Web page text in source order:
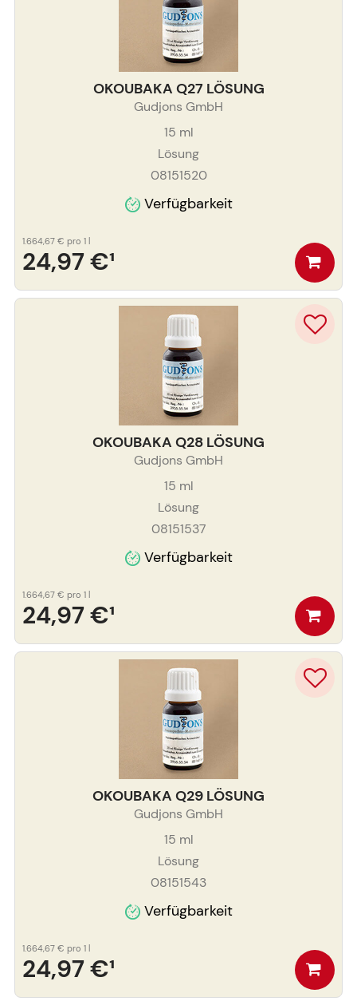
OKOUBAKA Q27 LÖSUNG
Gudjons GmbH
15 ml
Lösung
08151520
Verfügbarkeit
24,97 €¹
1.664,67 € pro 1 l
OKOUBAKA Q28 LÖSUNG
Gudjons GmbH
15 ml
Lösung
08151537
Verfügbarkeit
24,97 €¹
1.664,67 € pro 1 l
OKOUBAKA Q29 LÖSUNG
Gudjons GmbH
15 ml
Lösung
08151543
Verfügbarkeit
24,97 €¹
1.664,67 € pro 1 l